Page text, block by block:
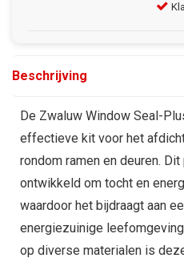
Klanten geven VerfonlineXL
Beschrijving
De Zwaluw Window Seal-
effectieve kit voor het
rondom ramen en deuren.
ontwikkeld om tocht en
waardoor het bijdraagt aan
energiezuinige
op diverse materialen is